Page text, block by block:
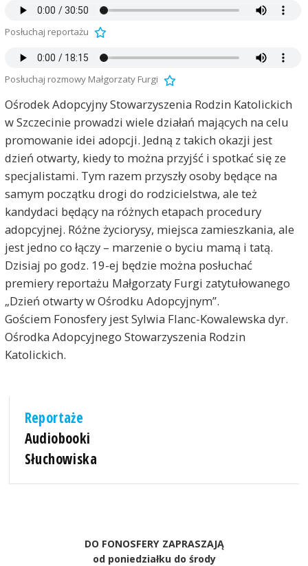
Posłuchaj reportażu
Posłuchaj rozmowy Małgorzaty Furgi
Ośrodek Adopcyjny Stowarzyszenia Rodzin Katolickich
w Szczecinie prowadzi wiele działań mających na celu
promowanie idei adopcji. Jedną z takich okazji jest
dzień otwarty, kiedy to można przyjść i spotkać się ze
specjalistami. Tym razem przyszły osoby będące na
samym początku drogi do rodzicielstwa, ale też
kandydaci będący na różnych etapach procedury
adopcyjnej. Różne życiorysy, miejsca zamieszkania, ale
jest jedno co łączy – marzenie o byciu mamą i tatą.
Dzisiaj po godz. 19-ej będzie można posłuchać
premiery reportażu Małgorzaty Furgi zatytułowanego
„Dzień otwarty w Ośrodku Adopcyjnym”.
Gościem Fonosfery jest Sylwia Flanc-Kowalewska dyr.
Ośrodka Adopcyjnego Stowarzyszenia Rodzin
Katolickich.
Reportaże
Audiobooki
Słuchowiska
DO FONOSFERY ZAPRASZAJĄ
od poniedziałku do środy